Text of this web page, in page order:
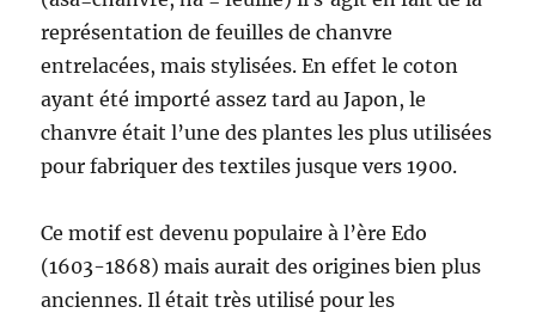
représentation de feuilles de chanvre
entrelacées, mais stylisées. En effet le coton
ayant été importé assez tard au Japon, le
chanvre était l’une des plantes les plus utilisées
pour fabriquer des textiles jusque vers 1900.
Ce motif est devenu populaire à l’ère Edo
(1603-1868) mais aurait des origines bien plus
anciennes. Il était très utilisé pour les